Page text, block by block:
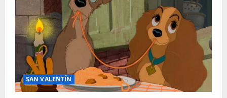
¡Celebra
el
May
the
4th
en
El
Bunker!
SAN VALENTÍN